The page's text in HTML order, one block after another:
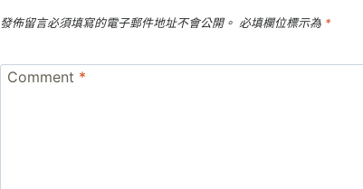
發佈留言必須填寫的電子郵件地址不會公開。 必填欄位標示為 *
Comment *